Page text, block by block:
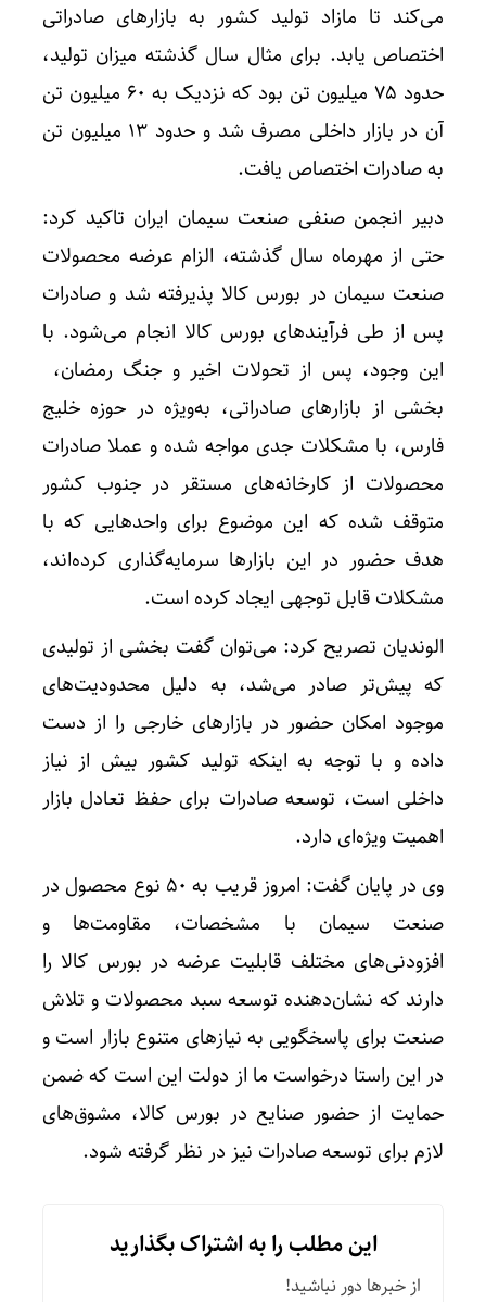
می‌کند تا مازاد تولید کشور به بازارهای صادراتی
اختصاص یابد. برای مثال سال گذشته میزان تولید،
حدود ۷۵ میلیون تن بود که نزدیک به ۶۰ میلیون تن
آن در بازار داخلی مصرف شد و حدود ۱۳ میلیون تن
به صادرات اختصاص یافت.
دبیر انجمن صنفی صنعت سیمان ایران تاکید کرد:
حتی از مهرماه سال گذشته، الزام عرضه محصولات
صنعت سیمان در بورس کالا پذیرفته شد و صادرات
پس از طی فرآیندهای بورس کالا انجام می‌شود. با
این وجود، پس از تحولات اخیر و جنگ رمضان، ‌
بخشی از بازارهای صادراتی، به‌ویژه در حوزه خلیج
فارس، با مشکلات جدی مواجه شده و عملا صادرات
محصولات از کارخانه‌های مستقر در جنوب کشور
متوقف شده که این موضوع برای واحدهایی که با
هدف حضور در این بازارها سرمایه‌گذاری کرده‌اند،
مشکلات قابل توجهی ایجاد کرده است.
الوندیان تصریح کرد: می‌توان گفت بخشی از تولیدی
که پیش‌تر صادر می‌شد، به دلیل محدودیت‌های
موجود امکان حضور در بازارهای خارجی را از دست
داده و با توجه به اینکه تولید کشور بیش از نیاز
داخلی است، توسعه صادرات برای حفظ تعادل بازار
اهمیت ویژه‌ای دارد.
وی در پایان گفت: امروز قریب به ۵۰ نوع محصول در
صنعت سیمان با مشخصات، مقاومت‌ها و
افزودنی‌های مختلف قابلیت عرضه در بورس کالا را
دارند که نشان‌دهنده توسعه سبد محصولات و تلاش
صنعت برای پاسخگویی به نیازهای متنوع بازار است و
در این راستا درخواست ما از دولت این است که ضمن
حمایت از حضور صنایع در بورس کالا، مشوق‌های
لازم برای توسعه صادرات نیز در نظر گرفته شود.
این مطلب را به اشتراک بگذارید
از خبرها دور نباشید!